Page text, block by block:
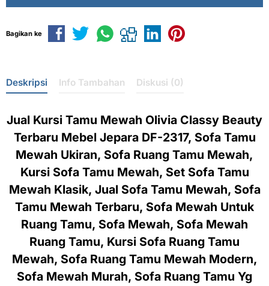
Bagikan ke
Deskripsi Info Tambahan Diskusi (0)
Jual Kursi Tamu Mewah Olivia Classy Beauty
Terbaru Mebel Jepara DF-2317, Sofa Tamu
Mewah Ukiran, Sofa Ruang Tamu Mewah,
Kursi Sofa Tamu Mewah, Set Sofa Tamu
Mewah Klasik, Jual Sofa Tamu Mewah, Sofa
Tamu Mewah Terbaru, Sofa Mewah Untuk
Ruang Tamu, Sofa Mewah, Sofa Mewah
Ruang Tamu, Kursi Sofa Ruang Tamu
Mewah, Sofa Ruang Tamu Mewah Modern,
Sofa Mewah Murah, Sofa Ruang Tamu Yg